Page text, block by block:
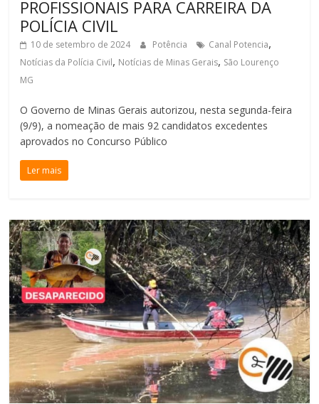
PROFISSIONAIS PARA CARREIRA DA
POLÍCIA CIVIL
10 de setembro de 2024 Potência Canal Potencia,
Notícias da Polícia Civil, Notícias de Minas Gerais, São Lourenço
MG
O Governo de Minas Gerais autorizou, nesta segunda-feira
(9/9), a nomeação de mais 92 candidatos excedentes
aprovados no Concurso Público
Ler mais